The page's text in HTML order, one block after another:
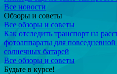
Все новости
Обзоры и советы
Все обзоры и советы
Как отследить транспорт на
фотоаппараты для
солнечных батарей
Все обзоры и советы
Будьте в курсе!